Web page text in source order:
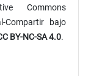
Commons
Compartir bajo
BY-NC-SA 4.0.